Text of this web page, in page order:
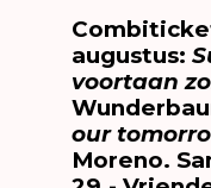
augustus:
voortaan
our
Moreno.